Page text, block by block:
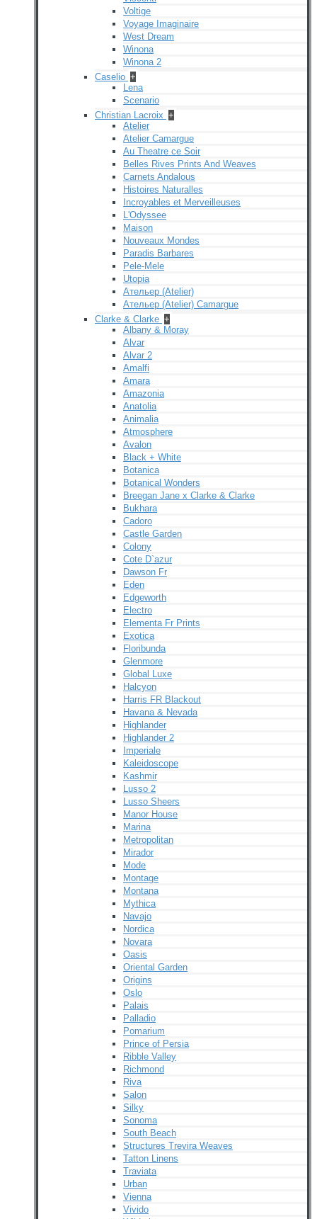
Voltige
Voyage Imaginaire
West Dream
Winona
Winona 2
Caselio +
Lena
Scenario
Christian Lacroix +
Atelier
Atelier Camargue
Au Theatre ce Soir
Belles Rives Prints And Weaves
Carnets Andalous
Histoires Naturalles
Incroyables et Merveilleuses
L'Odyssee
Maison
Nouveaux Mondes
Paradis Barbares
Pele-Mele
Utopia
Ательер (Atelier)
Ательер (Atelier) Camargue
Clarke & Clarke +
Albany & Moray
Alvar
Alvar 2
Amalfi
Amara
Amazonia
Anatolia
Animalia
Atmosphere
Avalon
Black + White
Botanica
Botanical Wonders
Breegan Jane x Clarke & Clarke
Bukhara
Cadoro
Castle Garden
Colony
Cote D`azur
Dawson Fr
Eden
Edgeworth
Electro
Elementa Fr Prints
Exotica
Floribunda
Glenmore
Global Luxe
Halcyon
Harris FR Blackout
Havana & Nevada
Highlander
Highlander 2
Imperiale
Kaleidoscope
Kashmir
Lusso 2
Lusso Sheers
Manor House
Marina
Metropolitan
Mirador
Mode
Montage
Montana
Mythica
Navajo
Nordica
Novara
Oasis
Oriental Garden
Origins
Oslo
Palais
Palladio
Pomarium
Prince of Persia
Ribble Valley
Richmond
Riva
Salon
Silky
Sonoma
South Beach
Structures Trevira Weaves
Tatton Linens
Traviata
Urban
Vienna
Vivido